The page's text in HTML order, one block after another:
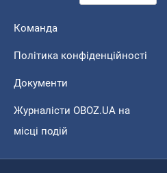
Команда
Політика конфіденційності
Документи
Журналісти OBOZ.UA на
місці подій